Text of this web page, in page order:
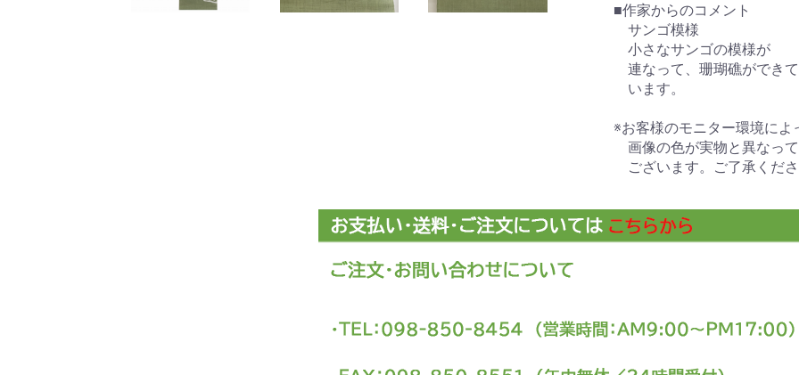
■作家からのコメント
サンゴ模様
小さなサンゴの模様が
連なって、珊瑚礁ができて
います。
※お客様のモニター環境によ
画像の色が実物と異なっ
ございます。ご了承くださ